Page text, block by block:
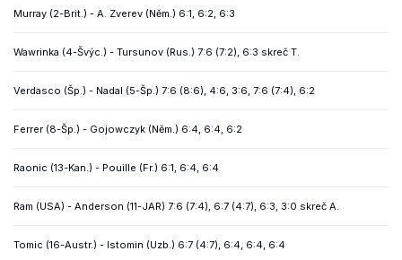
Murray (2-Brit.) - A. Zverev (Něm.) 6:1, 6:2, 6:3
Wawrinka (4-Švýc.) - Tursunov (Rus.) 7:6 (7:2), 6:3 skreč T.
Verdasco (Šp.) - Nadal (5-Šp.) 7:6 (8:6), 4:6, 3:6, 7:6 (7:4), 6:2
Ferrer (8-Šp.) - Gojowczyk (Něm.) 6:4, 6:4, 6:2
Raonic (13-Kan.) - Pouille (Fr.) 6:1, 6:4, 6:4
Ram (USA) - Anderson (11-JAR) 7:6 (7:4), 6:7 (4:7), 6:3, 3:0 skreč A.
Tomic (16-Austr.) - Istomin (Uzb.) 6:7 (4:7), 6:4, 6:4, 6:4